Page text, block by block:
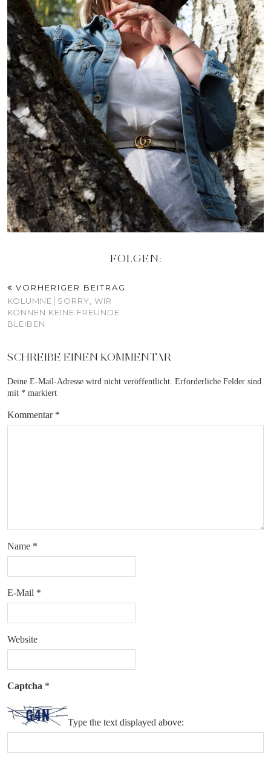
FOLGEN:
VORHERIGER BEITRAG
KOLUMNE│SORRY, WIR
KÖNNEN KEINE FREUNDE
BLEIBEN
SCHREIBE EINEN KOMMENTAR
Deine E-Mail-Adresse wird nicht veröffentlicht. Erforderliche Felder sind
mit * markiert
Kommentar *
Name *
E-Mail *
Website
Captcha *
Type the text displayed above: